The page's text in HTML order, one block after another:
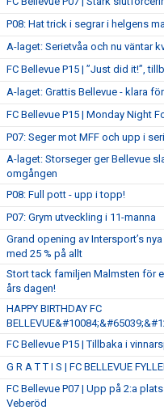
P08: Hat trick i segrar i helgens
A-laget: Serietvåa och nu väntar
FC Bellevue P15 | ”Just did it!”,
A-laget: Grattis Bellevue - klara
FC Bellevue P15 | Monday Night
P07: Seger mot MFF och upp i
A-laget: Storseger ger Bellevue
omgången
P08: Full pott - upp i topp!
P07: Grym utveckling i 11-manna
Grand opening av Intersport’s
med 25 % på allt
Stort tack familjen Malmsten för
års dagen!
HAPPY BIRTHDAY FC
FC Bellevue P15 | Tillbaka i
G R A T T I S | FC BELLEVUE
FC Bellevue P07 | Upp på 2:a
Veberöd